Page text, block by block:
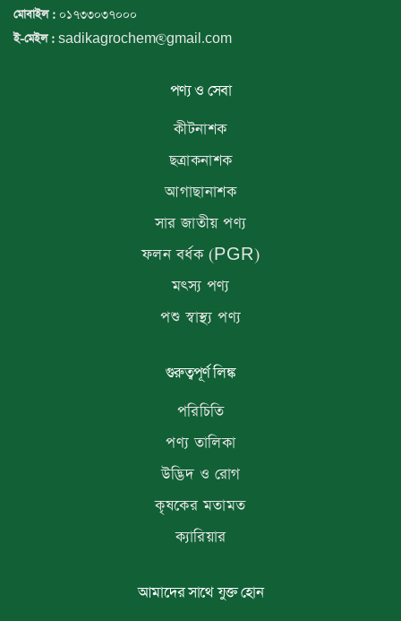
মোবাইল : ০১৭৩৩০৩৭০০০
ই-মেইল : sadikagrochem@gmail.com
পণ্য ও সেবা
কীটনাশক
ছত্রাকনাশক
আগাছানাশক
সার জাতীয় পণ্য
ফলন বর্ধক (PGR)
মৎস্য পণ্য
পশু স্বাস্থ্য পণ্য
গুরুত্বপূর্ণ লিঙ্ক
পরিচিতি
পণ্য তালিকা
উদ্ভিদ ও রোগ
কৃষকের মতামত
ক্যারিয়ার
আমাদের সাথে যুক্ত হোন